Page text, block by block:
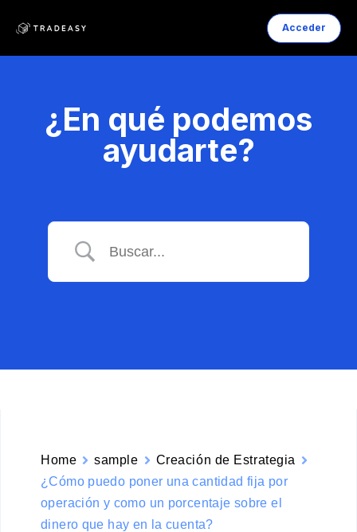
Acceder
¿En qué podemos
ayudarte?
Home sample
Creación de Estrategia
¿Cómo puedo poner una cantidad fija por
operación y como un porcentaje sobre el
dinero que hay en la cuenta?